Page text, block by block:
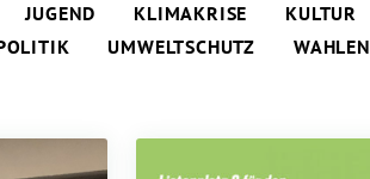
JUGEND KLIMAKRISE KULTUR
UMWELTSCHUTZ WAHLEN